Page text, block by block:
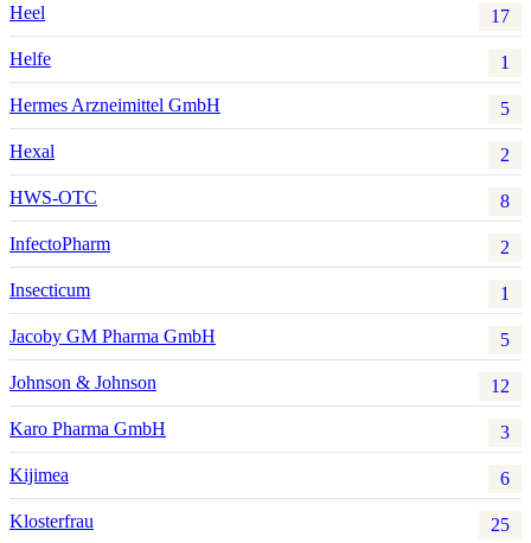
Heel 17
Helfe 1
Hermes Arzneimittel GmbH 5
Hexal 2
HWS-OTC 8
InfectoPharm 2
Insecticum 1
Jacoby GM Pharma GmbH 5
Johnson & Johnson 12
Karo Pharma GmbH 3
Kijimea 6
Klosterfrau 25